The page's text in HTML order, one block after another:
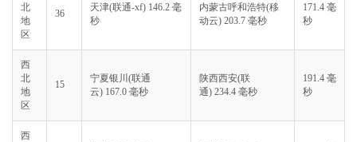
北
地
区
36
天津(联通-xf) 146.2 毫
秒
内蒙古呼和浩特(移
动云) 203.7 毫秒
171.4 毫
秒
西
北
地
区
15
宁夏银川(联通
云) 167.0 毫秒
陕西西安(联
通) 234.4 毫秒
191.4 毫
秒
西